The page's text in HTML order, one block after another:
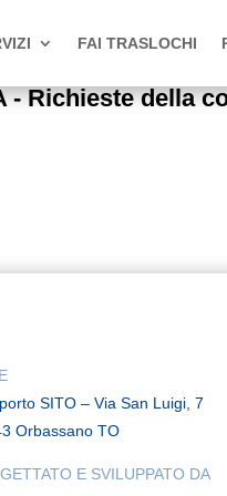
FAI TRASLOCHI
- Richieste
SITO – Via San Luigi, 7
Orbassano TO
E SVILUPPATO DA